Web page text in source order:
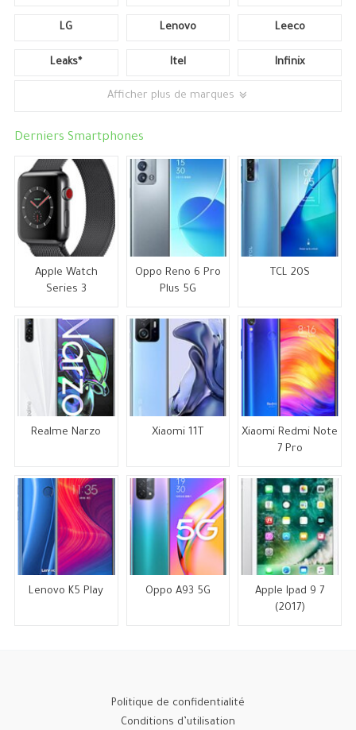
LG Lenovo Leeco
Leaks* Itel Infinix
Afficher plus de marques
Derniers Smartphones
Apple Watch
Series 3
Oppo Reno 6 Pro
Plus 5G
TCL 20S
Realme Narzo Xiaomi 11T
Xiaomi Redmi Note
7 Pro
Lenovo K5 Play Oppo A93 5G
Apple Ipad 9 7
(2017)
Politique de confidentialité
Conditions d’utilisation